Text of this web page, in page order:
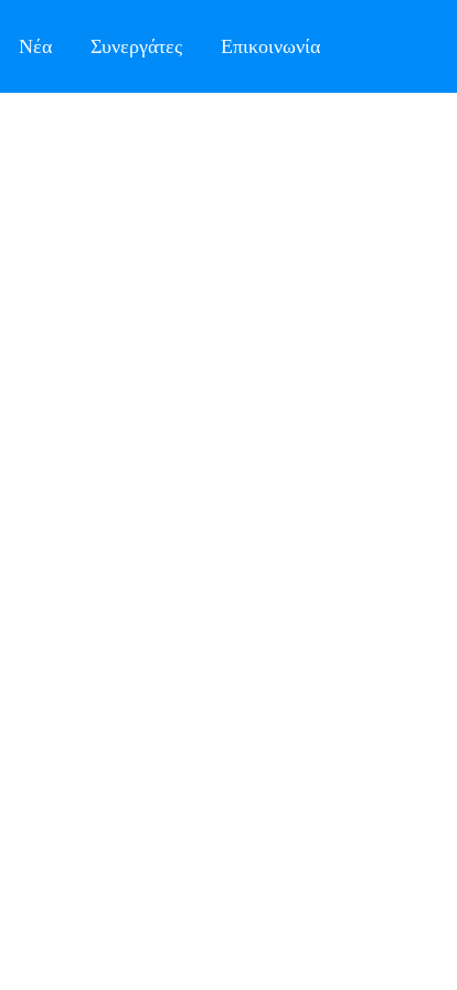
Νέα Συνεργάτες Επικοινωνία